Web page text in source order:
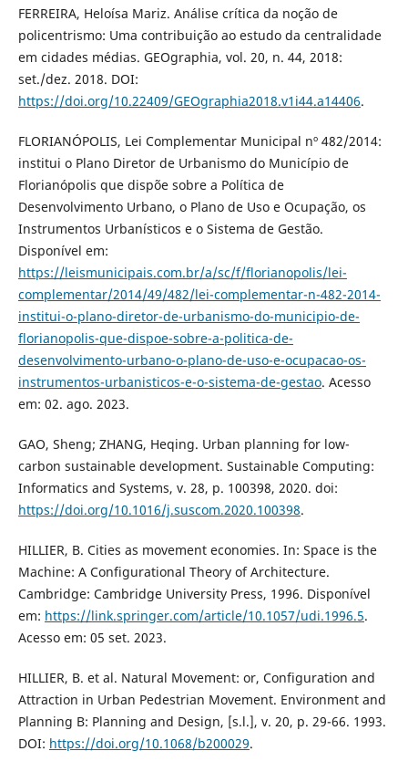
FERREIRA, Heloísa Mariz. Análise crítica da noção de
policentrismo: Uma contribuição ao estudo da centralidade
em cidades médias. GEOgraphia, vol. 20, n. 44, 2018:
set./dez. 2018. DOI:
https://doi.org/10.22409/GEOgraphia2018.v1i44.a14406.
FLORIANÓPOLIS, Lei Complementar Municipal nº 482/2014:
institui o Plano Diretor de Urbanismo do Município de
Florianópolis que dispõe sobre a Política de
Desenvolvimento Urbano, o Plano de Uso e Ocupação, os
Instrumentos Urbanísticos e o Sistema de Gestão.
Disponível em:
https://leismunicipais.com.br/a/sc/f/florianopolis/lei-
complementar/2014/49/482/lei-complementar-n-482-2014-
institui-o-plano-diretor-de-urbanismo-do-municipio-de-
florianopolis-que-dispoe-sobre-a-politica-de-
desenvolvimento-urbano-o-plano-de-uso-e-ocupacao-os-
instrumentos-urbanisticos-e-o-sistema-de-gestao. Acesso
em: 02. ago. 2023.
GAO, Sheng; ZHANG, Heqing. Urban planning for low-
carbon sustainable development. Sustainable Computing:
Informatics and Systems, v. 28, p. 100398, 2020. doi:
https://doi.org/10.1016/j.suscom.2020.100398.
HILLIER, B. Cities as movement economies. In: Space is the
Machine: A Configurational Theory of Architecture.
Cambridge: Cambridge University Press, 1996. Disponível
em: https://link.springer.com/article/10.1057/udi.1996.5.
Acesso em: 05 set. 2023.
HILLIER, B. et al. Natural Movement: or, Configuration and
Attraction in Urban Pedestrian Movement. Environment and
Planning B: Planning and Design, [s.l.], v. 20, p. 29-66. 1993.
DOI: https://doi.org/10.1068/b200029.